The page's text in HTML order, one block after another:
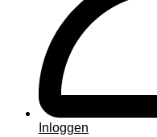
Inloggen